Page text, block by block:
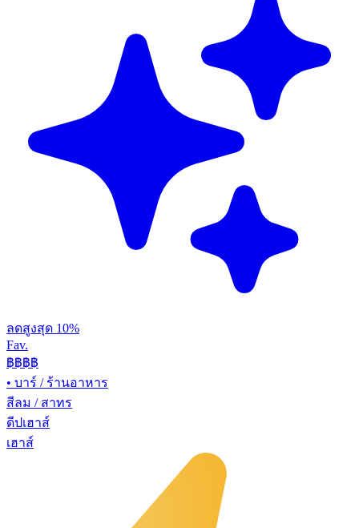
ลดสูงสุด 10%
Fav.
฿฿฿฿
• บาร์ / ร้านอาหาร
สีลม / สาทร
ดีปเฮาส์
เฮาส์